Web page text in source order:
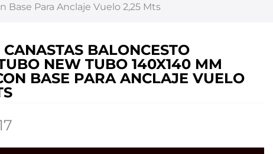
Para Anclaje Vuelo 2,25 Mts
BALONCESTO
NEW TUBO 140X140 MM
BASE PARA ANCLAJE VUELO